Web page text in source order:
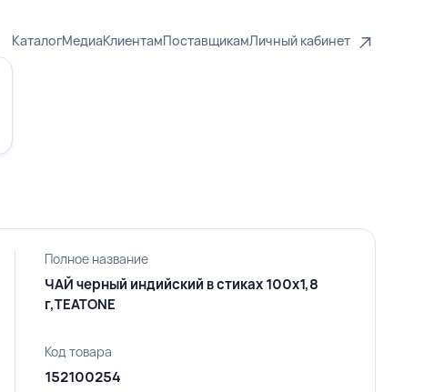
КаталогМедиаКлиентамПоставщикамЛичный кабинет
Полное название
ЧАЙ черный индийский в стиках 100х1,8
г,TEATONE
Код товара
152100254